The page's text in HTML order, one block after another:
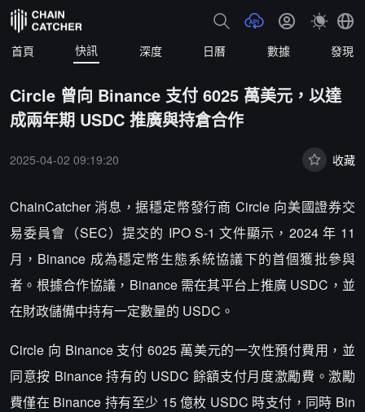
首頁 快訊 深度 日曆 數據 發現
Circle 曾向 Binance 支付 6025 萬美元，以達
成兩年期 USDC 推廣與持倉合作
2025-04-02 09:19:20 收藏
ChainCatcher 消息，据穩定幣發行商 Circle 向美國證券交
易委員會（SEC）提交的 IPO S-1 文件顯示，2024 年 11
月，Binance 成為穩定幣生態系統協議下的首個獲批參與
者。根據合作協議，Binance 需在其平台上推廣 USDC，並
在財政儲備中持有一定數量的 USDC。
Circle 向 Binance 支付 6025 萬美元的一次性預付費用，並
同意按 Binance 持有的 USDC 餘額支付月度激勵費。激勵
費僅在 Binance 持有至少 15 億枚 USDC 時支付，同時 Bin